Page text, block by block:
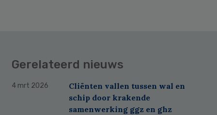
Gerelateerd nieuws
4 mrt 2026
Cliënten vallen tussen wal en
schip door krakende
samenwerking ggz en ghz